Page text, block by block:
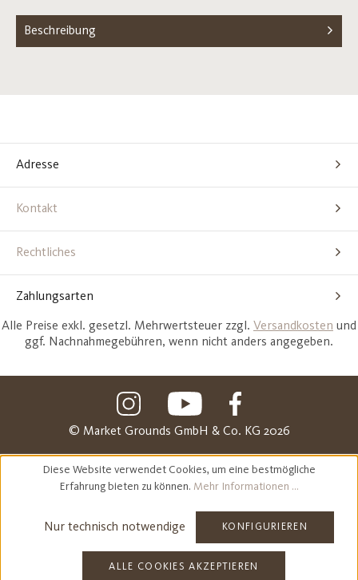
Beschreibung
Adresse
Kontakt
Rechtliches
Zahlungsarten
Alle Preise exkl. gesetzl. Mehrwertsteuer zzgl. Versandkosten und
ggf. Nachnahmegebühren, wenn nicht anders angegeben.
© Market Grounds GmbH & Co. KG 2026
Diese Website verwendet Cookies, um eine bestmögliche
Erfahrung bieten zu können. Mehr Informationen ...
Nur technisch notwendige KONFIGURIEREN
ALLE COOKIES AKZEPTIEREN